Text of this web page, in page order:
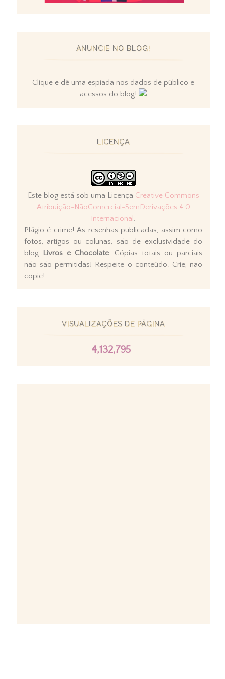
ANUNCIE NO BLOG!
Clique e dê uma espiada nos dados de público e
acessos do blog!
LICENÇA
Este blog está sob uma Licença Creative Commons
Atribuição-NãoComercial-SemDerivações 4.0
Internacional .
Plágio é crime! As resenhas publicadas, assim como
fotos, artigos ou colunas, são de exclusividade do
blog Livros e Chocolate. Cópias totais ou parciais
não são permitidas! Respeite o conteúdo. Crie, não
copie!
VISUALIZAÇÕES DE PÁGINA
4,132,795